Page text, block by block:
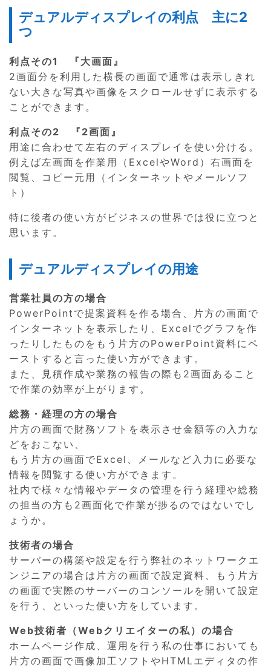
デュアルディスプレイの利点 主に2
つ
利点その1 『大画面』
2画面分を利用した横長の画面で通常は表示しきれ
ない大きな写真や画像をスクロールせずに表示する
ことができます。
利点その2 『2画面』
用途に合わせて左右のディスプレイを使い分ける。
例えば左画面を作業用（ExcelやWord）右画面を
閲覧、コピー元用（インターネットやメールソフ
ト）
特に後者の使い方がビジネスの世界では役に立つと
思います。
デュアルディスプレイの用途
営業社員の方の場合
PowerPointで提案資料を作る場合、片方の画面で
インターネットを表示したり、Excelでグラフを作
ったりしたものをもう片方のPowerPoint資料にペ
ーストすると言った使い方ができます。
また、見積作成や業務の報告の際も2画面あること
で作業の効率が上がります。
総務・経理の方の場合
片方の画面で財務ソフトを表示させ金額等の入力な
どをおこない、
もう片方の画面でExcel、メールなど入力に必要な
情報を閲覧する使い方ができます。
社内で様々な情報やデータの管理を行う経理や総務
の担当の方も2画面化で作業が捗るのではないでし
ょうか。
技術者の場合
サーバーの構築や設定を行う弊社のネットワークエ
ンジニアの場合は片方の画面で設定資料、もう片方
の画面で実際のサーバーのコンソールを開いて設定
を行う、といった使い方をしています。
Web技術者（Webクリエイターの私）の場合
ホームページ作成、運用を行う私の仕事においても
片方の画面で画像加工ソフトやHTMLエディタの作